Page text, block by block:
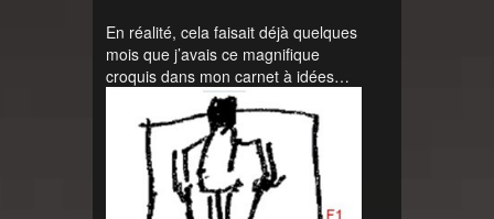
En réalité, cela faisait déjà quelques
mois que j’avais ce magnifique
croquis dans mon carnet à idées…